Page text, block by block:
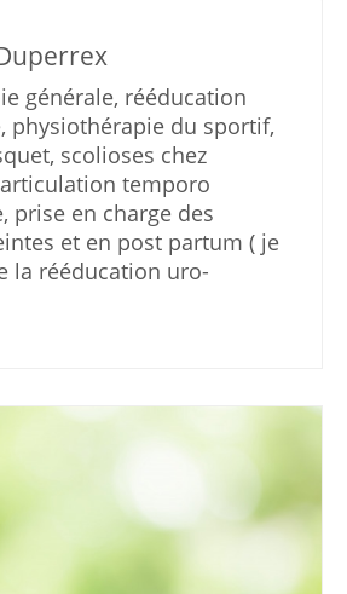
générale, rééducation
physiothérapie du sportif,
scolioses chez
temporo
prise en charge des
et en post partum ( je
la rééducation uro-